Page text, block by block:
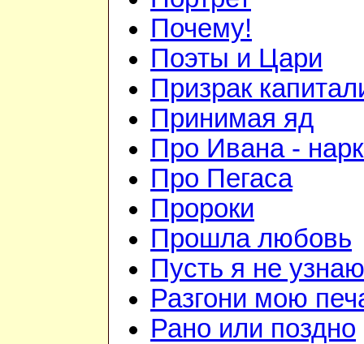
Почему!
Поэты и Цари
Призрак
Принимая яд
Про Ивана -
Про Пегаса
Пророки
Прошла любовь
Пусть я не узнаю
Разгони мою
Рано или поздно